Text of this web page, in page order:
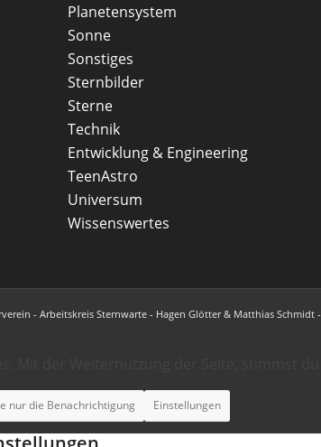
Planetensystem
Sonne
Sonstiges
Sternbilder
Sterne
Technik
Entwicklung & Engineering
TeenAstro
Universum
Wissenswertes
- Arbeitskreis Sternwarte - Hagen Glötter & Matthias Schmidt -
nur die Benachrichtigung Einstellungen